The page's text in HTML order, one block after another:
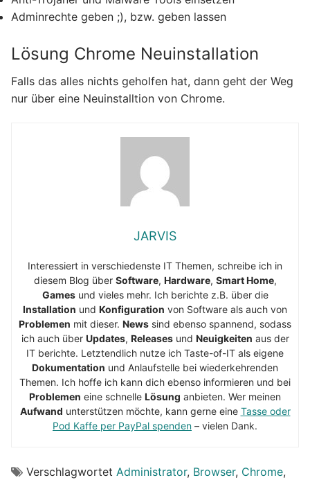
Adminrechte geben ;), bzw. geben lassen
Lösung Chrome Neuinstallation
Falls das alles nichts geholfen hat, dann geht der Weg
nur über eine Neuinstalltion von Chrome.
JARVIS
Interessiert in verschiedenste IT Themen, schreibe ich in
diesem Blog über Software, Hardware, Smart Home,
Gamesund vieles mehr. Ich berichte z.B. über die
Installation und Konfiguration von Software als auch von
Problemen mit dieser. News sind ebenso spannend, sodass
ich auch über Updates, Releasesund Neuigkeiten aus der
IT berichte. Letztendlich nutze ich Taste-of-IT als eigene
Dokumentation und Anlaufstelle bei wiederkehrenden
Themen. Ich hoffe ich kann dich ebenso informieren und bei
Problemen eine schnelle Lösung anbieten. Wer meinen
Aufwand unterstützen möchte, kann gerne eine Tasse oder
Pod Kaffe per PayPal spenden – vielen Dank.
Verschlagwortet Administrator, Browser, Chrome,